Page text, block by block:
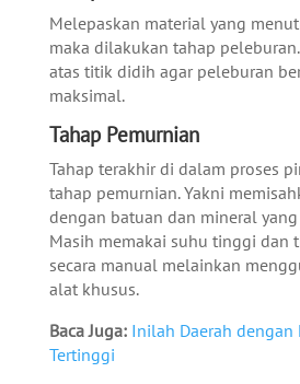
Melepaskan material yang
maka dilakukan tahap
atas titik didih agar peleburan
maksimal.
Tahap Pemurnian
Tahap terakhir di dalam proses
tahap pemurnian. Yakni
dengan batuan dan mineral
Masih memakai suhu tinggi dan
secara manual melainkan
alat khusus.
Baca Juga: Inilah Daerah dengan
Tertinggi